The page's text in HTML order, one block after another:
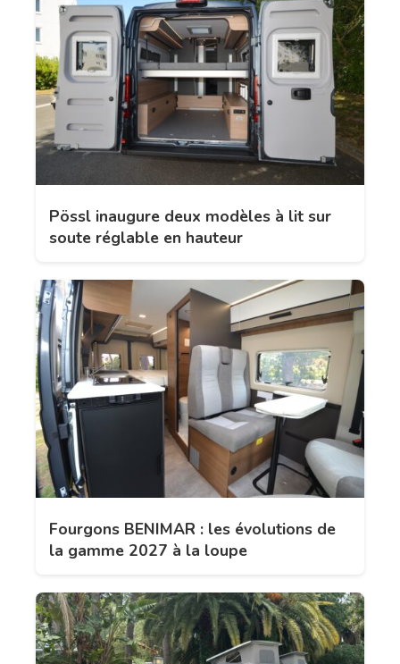
Pössl inaugure deux modèles à lit sur
soute réglable en hauteur
Fourgons BENIMAR : les évolutions de
la gamme 2027 à la loupe